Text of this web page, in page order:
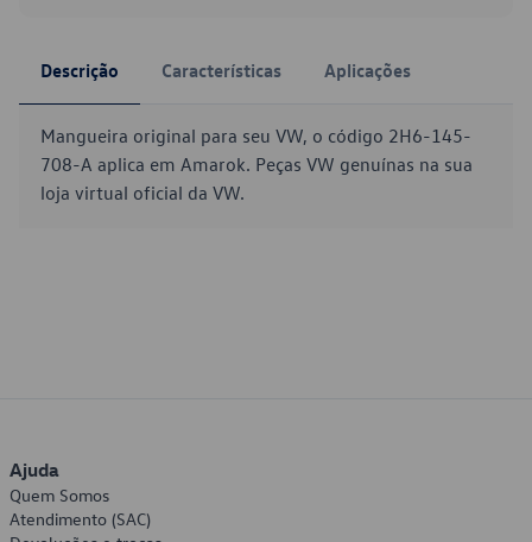
Descrição Características Aplicações
Mangueira original para seu VW, o código 2H6-145-
708-A aplica em Amarok. Peças VW genuínas na sua
loja virtual oficial da VW.
Ajuda
Quem Somos
Atendimento (SAC)